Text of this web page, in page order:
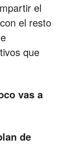
el
el resto
que
vas a
de